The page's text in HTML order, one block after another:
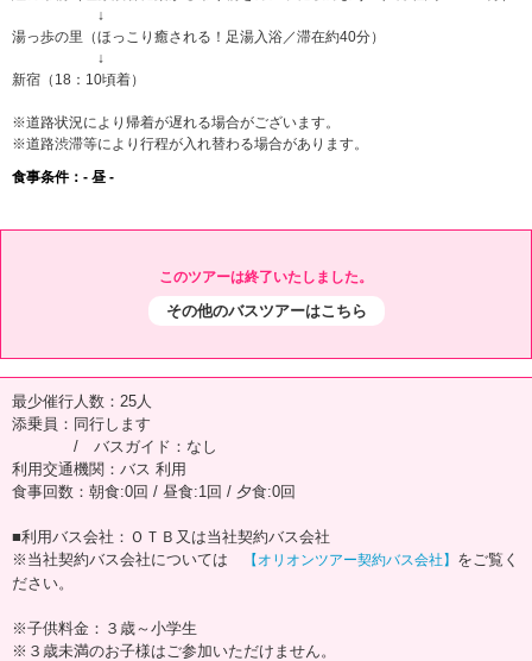
↓
湯っ歩の里（ほっこり癒される！足湯入浴／滞在約40分）
↓
新宿（18：10頃着）
※道路状況により帰着が遅れる場合がございます。
※道路渋滞等により行程が入れ替わる場合があります。
食事条件：- 昼 -
このツアーは終了いたしました。
その他のバスツアーはこちら
最少催行人数：25人
添乗員：同行します
/ バスガイド：なし
利用交通機関：バス 利用
食事回数：朝食:0回 / 昼食:1回 / 夕食:0回
■利用バス会社：ＯＴＢ又は当社契約バス会社
※当社契約バス会社については
【オリオンツアー契約バス会社】 をご覧く
ださい。
※子供料金：３歳～小学生
※３歳未満のお子様はご参加いただけません。